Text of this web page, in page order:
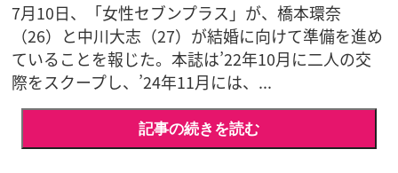
7月10日、「女性セブンプラス」が、橋本環奈
（26）と中川大志（27）が結婚に向けて準備を進め
ていることを報じた。本誌は’22年10月に二人の交
際をスクープし、’24年11月には、...
記事の続きを読む